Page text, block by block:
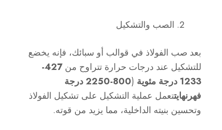
الصب والتشكيل
بعد صب الفولاذ في قوالب أو سبائك، فإنه يخضع
للتشكيل عند درجات حرارة تتراوح من
427-
1233 درجة مئوية
(
800-2250 درجة
فهرنهايتتعمل عملية التشكيل على تشكيل الفولاذ
وتحسين بنيته الداخلية، مما يزيد من قوته.